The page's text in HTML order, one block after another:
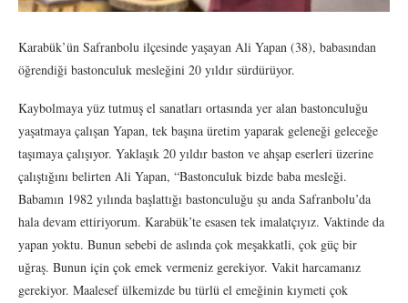
Karabük’ün Safranbolu ilçesinde yaşayan Ali Yapan (38), babasından
öğrendiği bastonculuk mesleğini 20 yıldır sürdürüyor.
Kaybolmaya yüz tutmuş el sanatları ortasında yer alan bastonculuğu
yaşatmaya çalışan Yapan, tek başına üretim yaparak geleneği geleceğe
taşımaya çalışıyor. Yaklaşık 20 yıldır baston ve ahşap eserleri üzerine
çalıştığını belirten Ali Yapan, “Bastonculuk bizde baba mesleği.
Babamın 1982 yılında başlattığı bastonculuğu şu anda Safranbolu’da
hala devam ettiriyorum. Karabük’te esasen tek imalatçıyız. Vaktinde da
yapan yoktu. Bunun sebebi de aslında çok meşakkatli, çok güç bir
uğraş. Bunun için çok emek vermeniz gerekiyor. Vakit harcamanız
gerekiyor. Maalesef ülkemizde bu türlü el emeğinin kıymeti çok